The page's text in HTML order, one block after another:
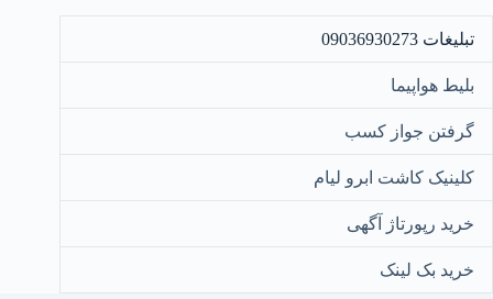
تبلیغات 09036930273
بلیط هواپیما
گرفتن جواز کسب
کلینیک کاشت ابرو لیام
خرید رپورتاژ آگهی
خرید بک لینک